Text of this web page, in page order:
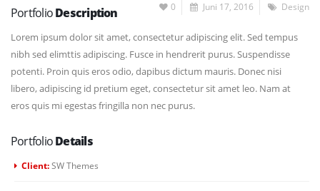
PortfolioDescription 0 Juni 17, 2016 Design
Lorem ipsum dolor sit amet, consectetur adipiscing elit. Sed tempus
nibh sed elimttis adipiscing. Fusce in hendrerit purus. Suspendisse
potenti. Proin quis eros odio, dapibus dictum mauris. Donec nisi
libero, adipiscing id pretium eget, consectetur sit amet leo. Nam at
eros quis mi egestas fringilla non nec purus.
PortfolioDetails
Client:SW Themes